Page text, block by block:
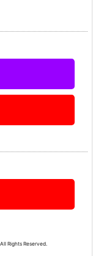
Rights Reserved.